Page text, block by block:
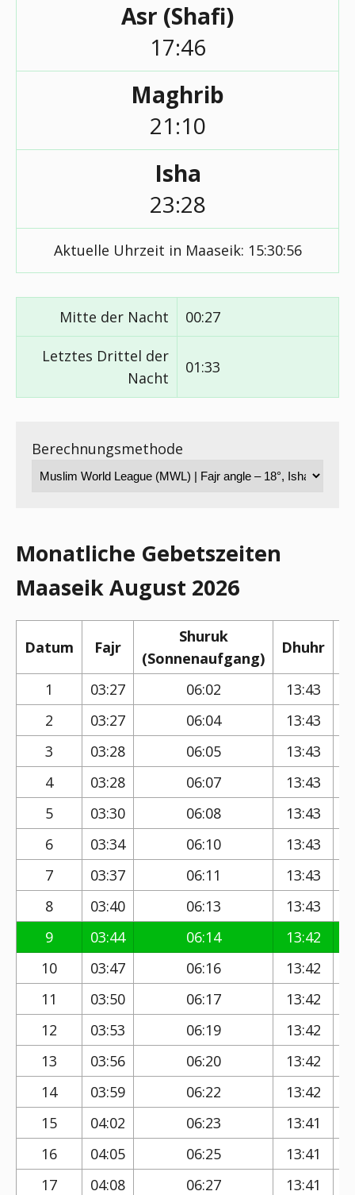
Asr (Shafi)
17:46
Maghrib
21:10
Isha
23:28
Aktuelle Uhrzeit in Maaseik: 15:30:56
Mitte der Nacht 00:27
Letztes Drittel der
Nacht
01:33
Berechnungsmethode
Monatliche Gebetszeiten
Maaseik August 2026
Datum Fajr
Shuruk
(Sonnenaufgang)
Dhuhr
1
03:27 06:02 13:43
2
03:27 06:04 13:43
3
03:28 06:05 13:43
4
03:28 06:07 13:43
5
03:30 06:08 13:43
6
03:34 06:10 13:43
7
03:37 06:11 13:43
8
03:40 06:13 13:43
9
03:44 06:14 13:42
10
03:47 06:16 13:42
11
03:50 06:17 13:42
12
03:53 06:19 13:42
13
03:56 06:20 13:42
14
03:59 06:22 13:42
15
04:02 06:23 13:41
16
04:05 06:25 13:41
17
04:08 06:27 13:41